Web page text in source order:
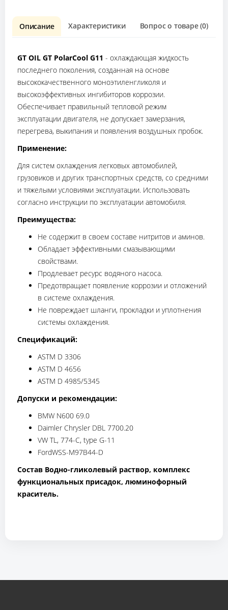
Описание Характеристики Вопрос о товаре (0)
GT OIL GT PolarCool G11 - охлаждающая жидкость
последнего поколения, созданная на основе
высококачественного моноэтиленгликоля и
высокоэффективных ингибиторов коррозии.
Обеспечивает правильный тепловой режим
эксплуатации двигателя, не допускает замерзания,
перегрева, выкипания и появления воздушных пробок.
Применение:
Для систем охлаждения легковых автомобилей,
грузовиков и других транспортных средств, со средними
и тяжелыми условиями эксплуатации. Использовать
согласно инструкции по эксплуатации автомобиля.
Преимущества:
Не содержит в своем составе нитритов и аминов.
Обладает эффективными смазывающими
свойствами.
Продлевает ресурс водяного насоса.
Предотвращает появление коррозии и отложений
в системе охлаждения.
Не повреждает шланги, прокладки и уплотнения
системы охлаждения.
Спецификаций:
ASTM D 3306
ASTM D 4656
ASTM D 4985/5345
Допуски и рекомендации:
BMW N600 69.0
Daimler Chrysler DBL 7700.20
VW TL, 774-C, type G-11
FordWSS-M97B44-D
Состав Водно-гликолевый раствор, комплекс
функциональных присадок, люминофорный
краситель.